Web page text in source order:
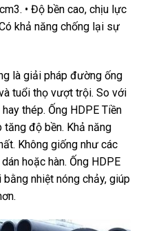
• Độ bền cao, chịu lực
khả năng chống lại sự
là giải pháp đường ống
tuổi thọ vượt trội. So với
thép. Ống HDPE Tiền
tăng độ bền. Khả năng
Không giống như các
hoặc hàn. Ống HDPE
nhiệt nóng chảy, giúp